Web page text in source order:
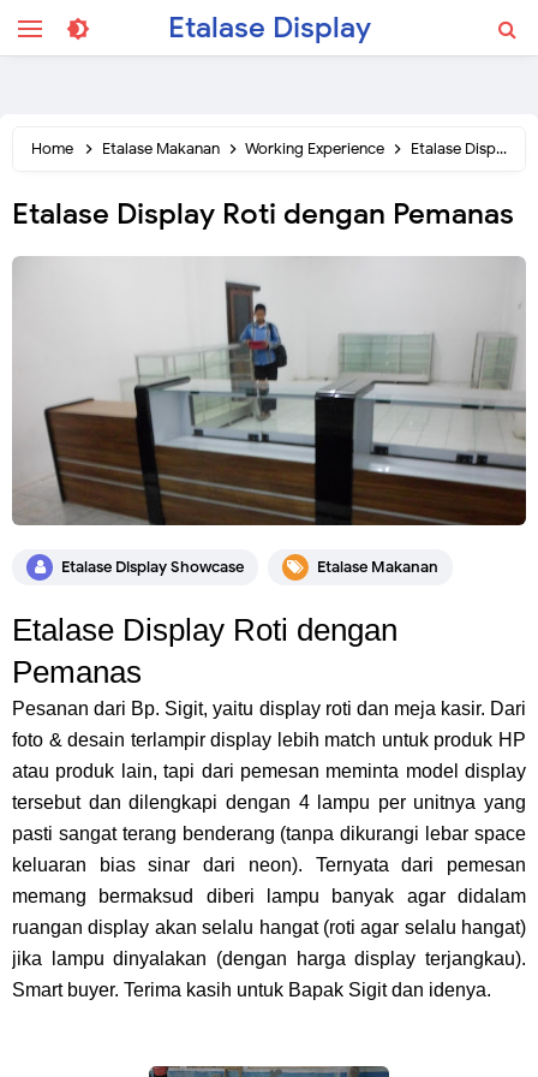
Etalase Display
Home Etalase Makanan Working Experience Etalase Display Roti dengan Pemanas
Etalase Display Roti dengan Pemanas
Etalase Display Showcase Etalase Makanan
Etalase Display Roti dengan
Pemanas
Pesanan dari Bp. Sigit, yaitu display roti dan meja kasir. Dari
foto & desain terlampir display lebih match untuk produk HP
atau produk lain, tapi dari pemesan meminta model display
tersebut dan dilengkapi dengan 4 lampu per unitnya yang
pasti sangat terang benderang (tanpa dikurangi lebar space
keluaran bias sinar dari neon). Ternyata dari pemesan
memang bermaksud diberi lampu banyak agar didalam
ruangan display akan selalu hangat (roti agar selalu hangat)
jika lampu dinyalakan (dengan harga display terjangkau).
Smart buyer. Terima kasih untuk Bapak Sigit dan idenya.